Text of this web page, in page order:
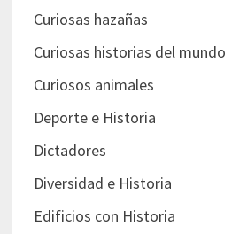
Curiosas hazañas
Curiosas historias del mundo
Curiosos animales
Deporte e Historia
Dictadores
Diversidad e Historia
Edificios con Historia